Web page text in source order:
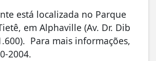
está localizada no Parque
em Alphaville (Av. Dr. Dib
Para mais informações,
2004.